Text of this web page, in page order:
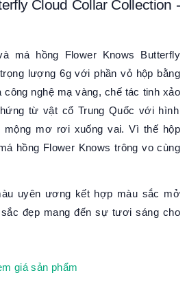
Cloud Collar Collection -
má hồng Flower Knows Butterfly
trọng lượng 6g với phần vỏ hộp bằng
nghệ mạ vàng, chế tác tinh xảo
từ vật cổ Trung Quốc với hình
mộng mơ rơi xuống vai. Vì thế hộp
hồng Flower Knows trông vo cùng
uyên ương kết hợp màu sắc mở
đẹp mang đến sự tươi sáng cho
giá sản phẩm